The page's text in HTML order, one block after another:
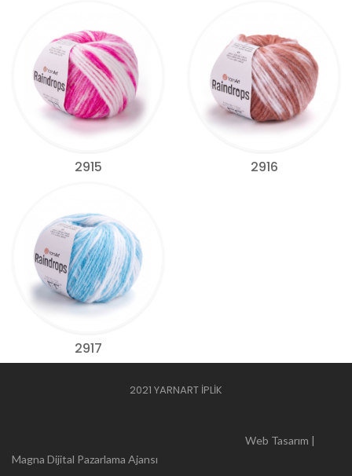
2915 2916
2917
2021 YARNART İPLİK
Web Tasarım |
Magna Dijital Pazarlama Ajansı